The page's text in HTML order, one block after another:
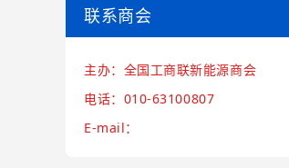
联系商会
主办：全国工商联新能源商会
电话：010-63100807
E-mail：